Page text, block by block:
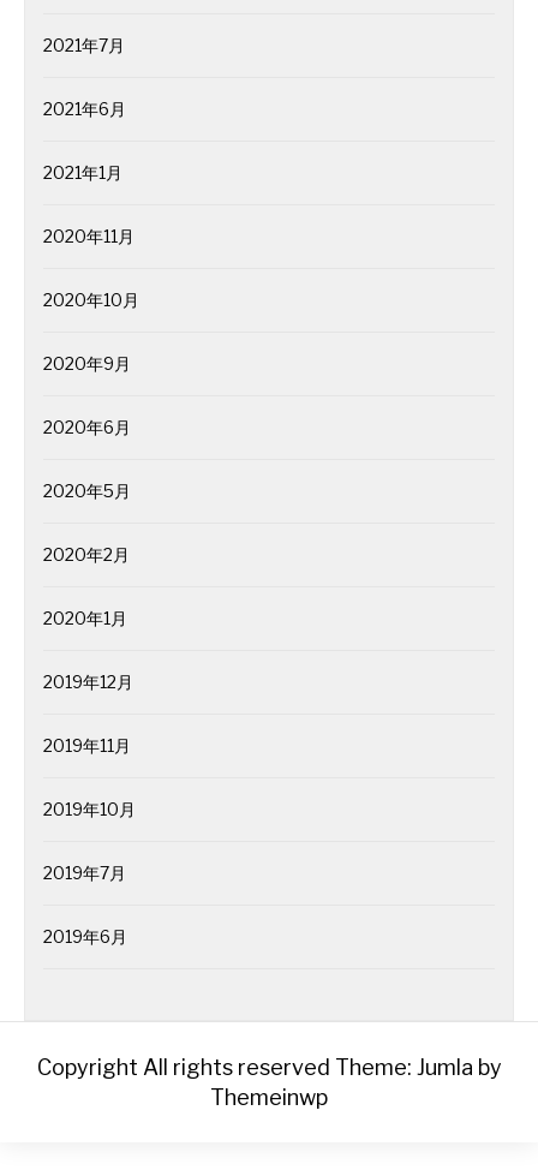
2021年7月
2021年6月
2021年1月
2020年11月
2020年10月
2020年9月
2020年6月
2020年5月
2020年2月
2020年1月
2019年12月
2019年11月
2019年10月
2019年7月
2019年6月
Copyright All rights reserved Theme: Jumla by
Themeinwp